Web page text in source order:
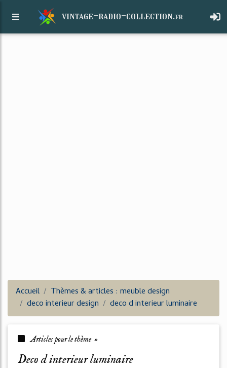
vintage-radio-collection.fr
Accueil
Thèmes & articles : meuble design
deco interieur design
deco d interieur luminaire
Articles pour le thème »
deco d interieur luminaire